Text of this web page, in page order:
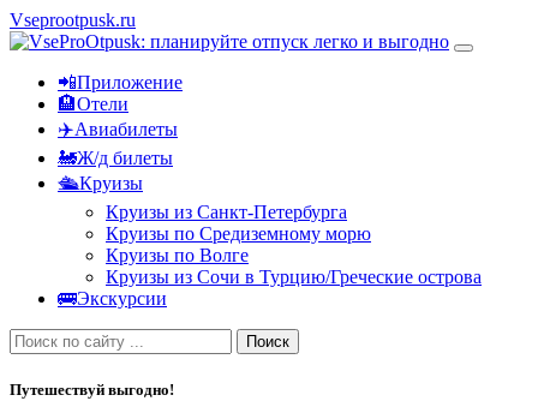
Vseprootpusk.ru
📲Приложение
🏨Отели
✈️Авиабилеты
🚂Ж/д билеты
🛳Круизы
Круизы из Санкт-Петербурга
Круизы по Средиземному морю
Круизы по Волге
Круизы из Сочи в Турцию/Греческие острова
🚌Экскурсии
Поиск
Путешествуй выгодно!